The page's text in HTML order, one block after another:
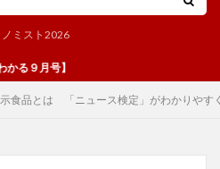
ミスト2026
号】
食品とは 「ニュース検定」がわかりやす